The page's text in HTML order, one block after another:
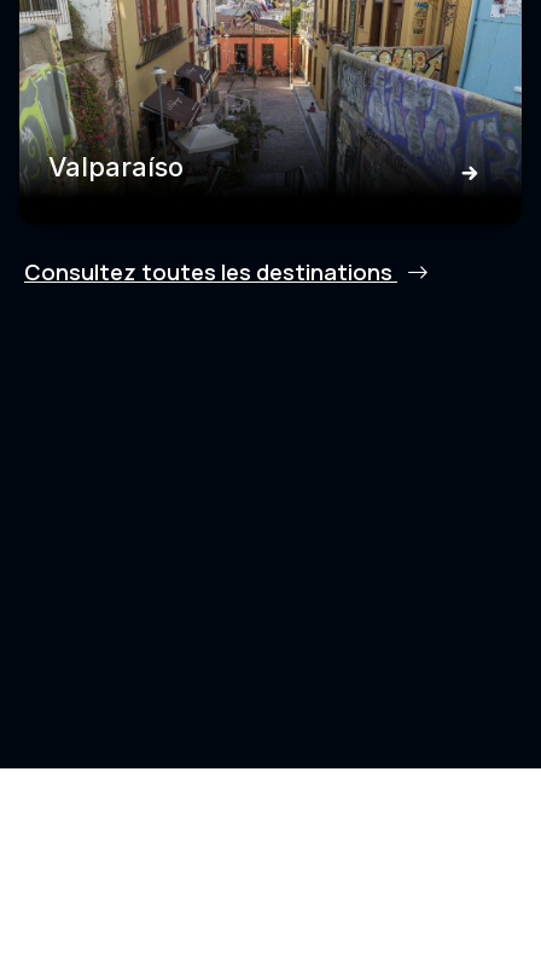
Valparaíso
Consultez toutes les destinations